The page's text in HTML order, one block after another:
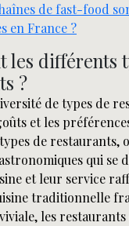
de fast-food
en France ?
les différents
?
de types de
et les
de restaurants,
qui se
et leur service
traditionnelle
les